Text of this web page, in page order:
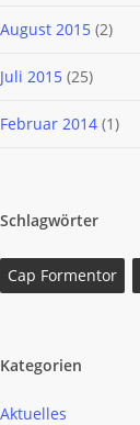
August 2015 (2)
Juli 2015 (25)
Februar 2014 (1)
Schlagwörter
Cap Formentor
Kategorien
Aktuelles